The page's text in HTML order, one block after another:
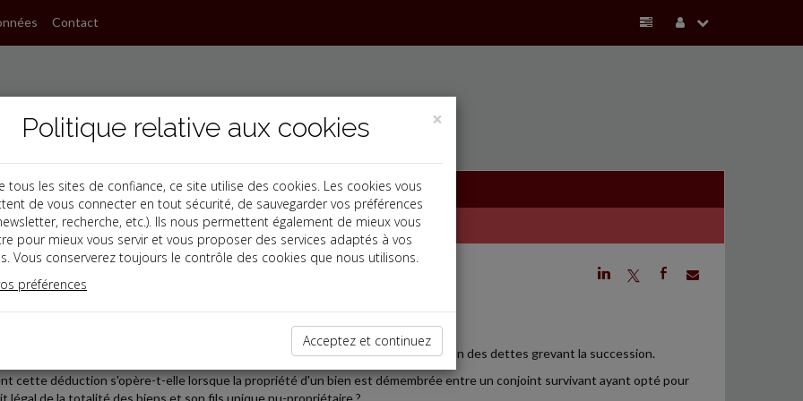
Contact
j a b
05-09
DE SUCCESSION ET DÉMEMBREMENT
de succession doivent être acquittés sur l'actif net successoral après déduction des dettes grevant la succession.
cette déduction s'opère-t-elle lorsque la propriété d'un bien est démembrée entre un conjoint survivant ayant opté pour
légal de la totalité des biens et son fils unique nu-propriétaire ?
×
Politique relative aux cookies
tous les sites de confiance, ce site utilise des cookies. Les cookies vous
de vous connecter en tout sécurité, de sauvegarder vos préférences
recherche, etc.). Ils nous permettent également de mieux vous
pour mieux vous servir et vous proposer des services adaptés à vos
Vous conserverez toujours le contrôle des cookies que nous utilisons.
préférences
Acceptez et continuez